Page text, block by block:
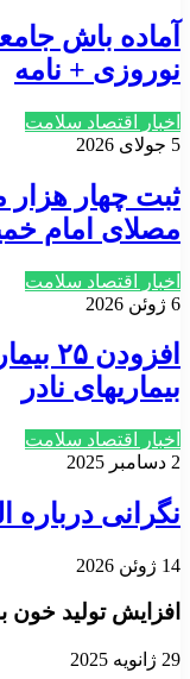
آماده باش
نوروزی + نامه
اخبار اقتصاد سلامت
5 جولای 2026
ثبت چهار هزار
مصلای امام
اخبار اقتصاد سلامت
6 ژوئن 2026
بیماریهای نادر
اخبار اقتصاد سلامت
2 دسامبر 2025
نگرانی درباره
14 ژوئن 2026
افزایش تولید خون به بیش از
29 ژانویه 2025